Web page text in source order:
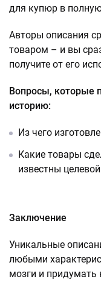
для купюр в
Авторы описания
товаром – и вы
получите от его
Вопросы, которые
историю:
Из чего
Какие товары
известны
Заключение
Уникальные
любыми
мозги и